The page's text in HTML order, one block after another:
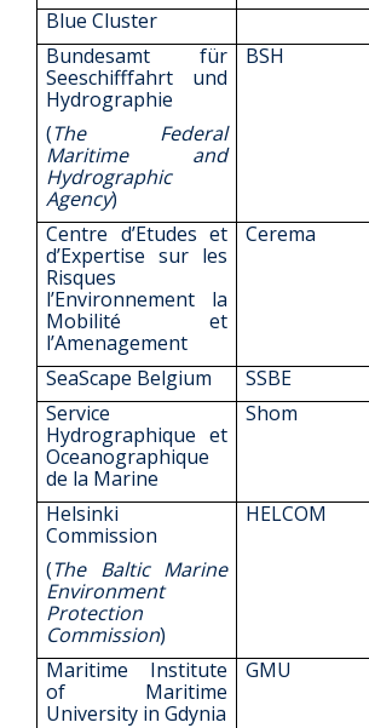
Blue Cluster
Bundesamt für
Seeschifffahrt und
Hydrographie
(The Federal
Maritime and
Hydrographic
Agency)
BSH
Centre d’Etudes et
d’Expertise sur les
Risques
l’Environnement la
Mobilité et
l’Amenagement
Cerema
SeaScape Belgium SSBE
Service
Hydrographique et
Oceanographique
de la Marine
Shom
Helsinki
Commission
(The Baltic Marine
Environment
Protection
Commission)
HELCOM
Maritime Institute
of Maritime
University in Gdynia
GMU